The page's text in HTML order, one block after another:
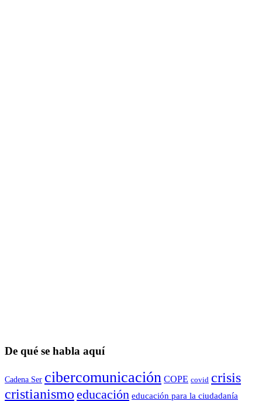
De qué se habla aquí
Cadena Ser cibercomunicación COPE covid crisis
cristianismo educación educación para la ciudadaní­a